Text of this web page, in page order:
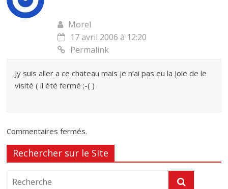
Morel
17 avril 2006 à 12:20
Permalink
Jy suis aller a ce chateau mais je n’ai pas eu la joie de le
visité ( il été fermé ;-( )
Commentaires fermés.
Rechercher sur le Site